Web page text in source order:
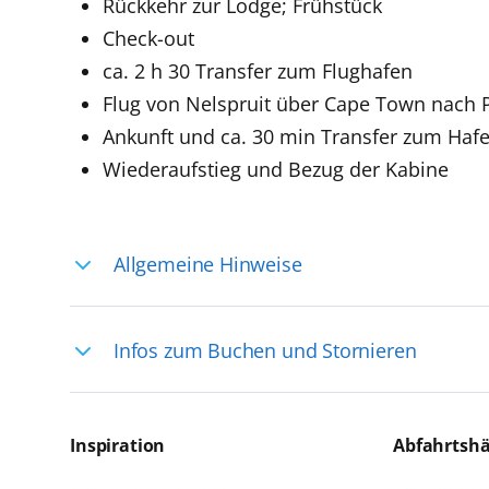
Check-out
ca. 2 h 30 Transfer zum Flughafen
Flug von Nelspruit über Cape Town nach
Ankunft und ca. 30 min Transfer zum
Wiederaufstieg und Bezug der Kabine
Allgemeine Hinweise
selten, sodass dort englischsprachige
das Reiseerlebnis
Infos zum Buchen und Stornieren
Reservierungsanfrage über aida.de/
Inspiration